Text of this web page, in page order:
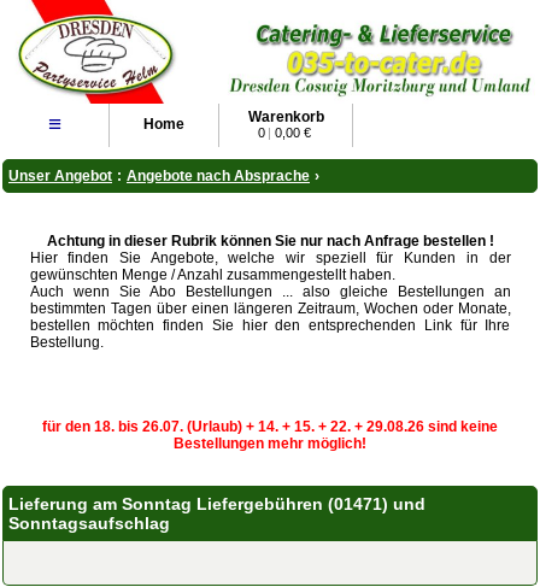
≡ Home Warenkorb
0 | 0,00 €
Unser Angebot : Angebote nach Absprache ›
Achtung in dieser Rubrik können Sie nur nach Anfrage bestellen !
Hier finden Sie Angebote, welche wir speziell für Kunden in der
gewünschten Menge / Anzahl zusammengestellt haben.
Auch wenn Sie Abo Bestellungen ... also gleiche Bestellungen an
bestimmten Tagen über einen längeren Zeitraum, Wochen oder Monate,
bestellen möchten finden Sie hier den entsprechenden Link für Ihre
Bestellung.
für den 18. bis 26.07. (Urlaub) + 14. + 15. + 22. + 29.08.26 sind keine
Bestellungen mehr möglich!
Lieferung am Sonntag Liefergebühren (01471) und
Sonntagsaufschlag